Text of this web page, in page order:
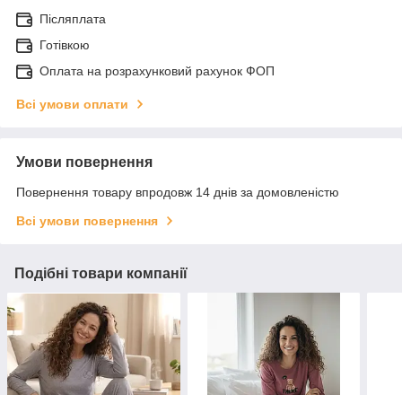
Післяплата
Готівкою
Оплата на розрахунковий рахунок ФОП
Всі умови оплати
Умови повернення
Повернення товару впродовж 14 днів за домовленістю
Всі умови повернення
Подібні товари компанії